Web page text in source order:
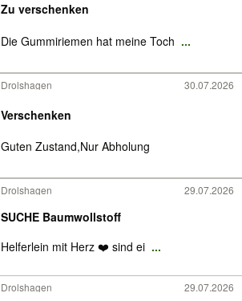
Zu verschenken
Die Gummiriemen hat meine Toch ...
Drolshagen 30.07.2026
Verschenken
Guten Zustand,Nur Abholung
Drolshagen 29.07.2026
SUCHE Baumwollstoff
Helferlein mit Herz ❤️ sind ei ...
Drolshagen 29.07.2026